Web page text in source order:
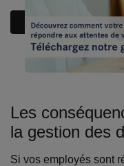
Les
la gestion des
Si vos employés sont